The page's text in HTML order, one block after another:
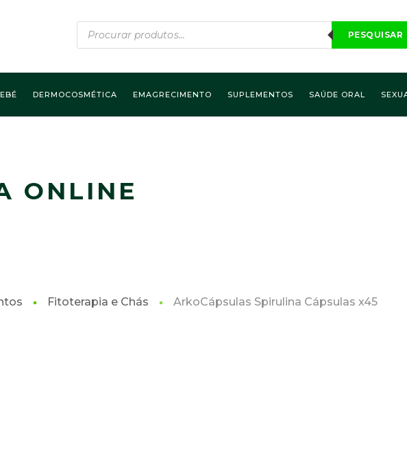
Products
search
PESQUISAR
DERMOCOSMÉTICA EMAGRECIMENTO SUPLEMENTOS SAÚDE ORAL
ONLINE
Fitoterapia e Chás ArkoCápsulas Spirulina Cápsulas x45